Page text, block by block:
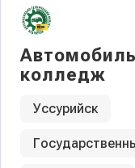
колледж
Уссурийск